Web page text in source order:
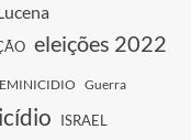
eleições 2022
Guerra
ISRAEL